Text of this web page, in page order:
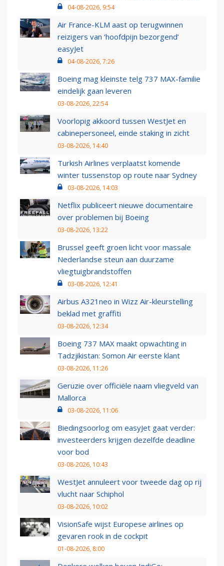
04-08-2026, 9:54
Air France-KLM aast op terugwinnen
reizigers van ‘hoofdpijn bezorgend’
easyJet
04-08-2026, 7:26
Boeing mag kleinste telg 737 MAX-familie
eindelijk gaan leveren
03-08-2026, 22:54
Voorlopig akkoord tussen WestJet en
cabinepersoneel, einde staking in zicht
03-08-2026, 14:40
Turkish Airlines verplaatst komende
winter tussenstop op route naar Sydney
03-08-2026, 14:03
Netflix publiceert nieuwe documentaire
over problemen bij Boeing
03-08-2026, 13:22
Brussel geeft groen licht voor massale
Nederlandse steun aan duurzame
vliegtuigbrandstoffen
03-08-2026, 12:41
Airbus A321neo in Wizz Air-kleurstelling
beklad met graffiti
03-08-2026, 12:34
Boeing 737 MAX maakt opwachting in
Tadzjikistan: Somon Air eerste klant
03-08-2026, 11:26
Geruzie over officiële naam vliegveld van
Mallorca
03-08-2026, 11:06
Biedingsoorlog om easyJet gaat verder:
investeerders krijgen dezelfde deadline
voor bod
03-08-2026, 10:43
WestJet annuleert voor tweede dag op rij
vlucht naar Schiphol
03-08-2026, 10:02
VisionSafe wijst Europese airlines op
gevaren rook in de cockpit
01-08-2026, 8:00